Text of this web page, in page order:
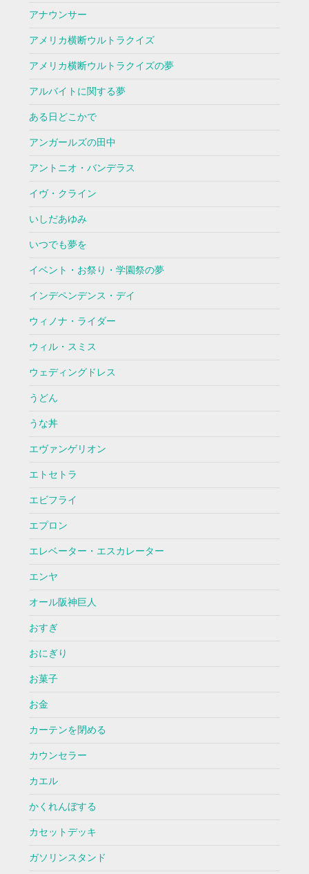
アナウンサー
アメリカ横断ウルトラクイズ
アメリカ横断ウルトラクイズの夢
アルバイトに関する夢
ある日どこかで
アンガールズの田中
アントニオ・バンデラス
イヴ・クライン
いしだあゆみ
いつでも夢を
イベント・お祭り・学園祭の夢
インデペンデンス・デイ
ウィノナ・ライダー
ウィル・スミス
ウェディングドレス
うどん
うな丼
エヴァンゲリオン
エトセトラ
エビフライ
エプロン
エレベーター・エスカレーター
エンヤ
オール阪神巨人
おすぎ
おにぎり
お菓子
お金
カーテンを閉める
カウンセラー
カエル
かくれんぼする
カセットデッキ
ガソリンスタンド